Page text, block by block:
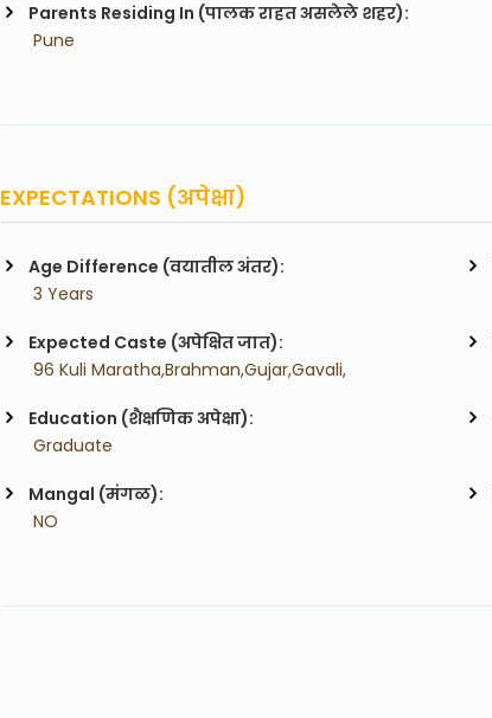
Parents Residing In (पालक राहत असलेले शहर):
Pune
EXPECTATIONS (अपेक्षा)
Age Difference (वयातील अंतर):
3 Years
Expected Caste (अपेक्षित जात):
96 Kuli Maratha,Brahman,Gujar,Gavali,
Education (शैक्षणिक अपेक्षा):
Graduate
Mangal (मंगळ):
NO